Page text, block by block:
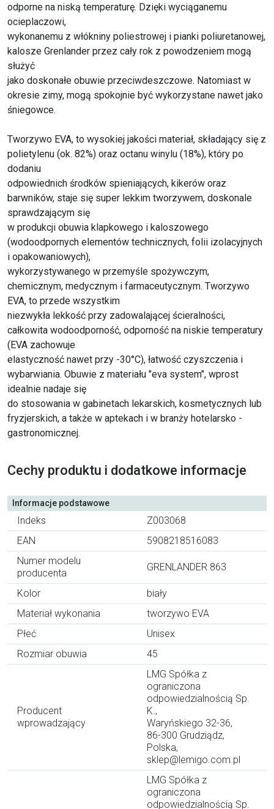
odporne na niską temperaturę. Dzięki wyciąganemu
ocieplaczowi,
wykonanemu z włókniny poliestrowej i pianki poliuretanowej,
kalosze Grenlander przez cały rok z powodzeniem mogą
służyć
jako doskonałe obuwie przeciwdeszczowe. Natomiast w
okresie zimy, mogą spokojnie być wykorzystane nawet jako
śniegowce.
Tworzywo EVA, to wysokiej jakości materiał, składający się z
polietylenu (ok. 82%) oraz octanu winylu (18%), który po
dodaniu
odpowiednich środków spieniających, kikerów oraz
barwników, staje się super lekkim tworzywem, doskonale
sprawdzającym się
w produkcji obuwia klapkowego i kaloszowego
(wodoodpornych elementów technicznych, folii izolacyjnych
i opakowaniowych),
wykorzystywanego w przemyśle spożywczym,
chemicznym, medycznym i farmaceutycznym. Tworzywo
EVA, to przede wszystkim
niezwykła lekkość przy zadowalającej ścieralności,
całkowita wodoodporność, odporność na niskie temperatury
(EVA zachowuje
elastyczność nawet przy -30°C), łatwość czyszczenia i
wybarwiania. Obuwie z materiału "eva system", wprost
idealnie nadaje się
do stosowania w gabinetach lekarskich, kosmetycznych lub
fryzjerskich, a także w aptekach i w branży hotelarsko -
gastronomicznej.
Cechy produktu i dodatkowe informacje
Informacje podstawowe
Indeks
Z003068
EAN
5908218516083
Numer modelu
producenta
GRENLANDER 863
Kolor
biały
Materiał wykonania
tworzywo EVA
Płeć
Unisex
Rozmiar obuwia
45
Producent
wprowadzający
LMG Spółka z
ograniczona
odpowiedzialnością Sp.
K.,
Waryńskiego 32-36,
86-300 Grudziądz,
Polska,
sklep@lemigo.com.pl
LMG Spółka z
ograniczona
odpowiedzialnością Sp.